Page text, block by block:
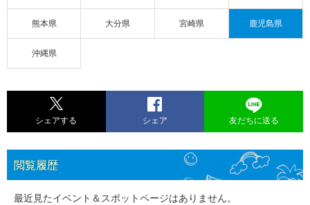
熊本県 大分県 宮崎県 鹿児島県
沖縄県
シェアする シェア 友だちに送る
閲覧履歴
最近見たイベント＆スポットページはありません。